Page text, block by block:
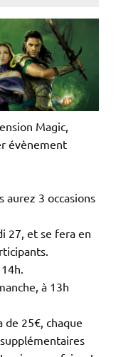
Magic,
évènement
aurez 3 occasions
27, et se fera en
à 13h
de 25€, chaque